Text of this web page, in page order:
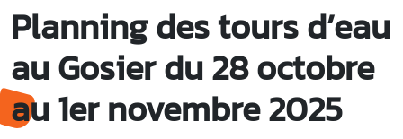
Planning des tours d’eau
au Gosier du 28 octobre
au 1er novembre 2025